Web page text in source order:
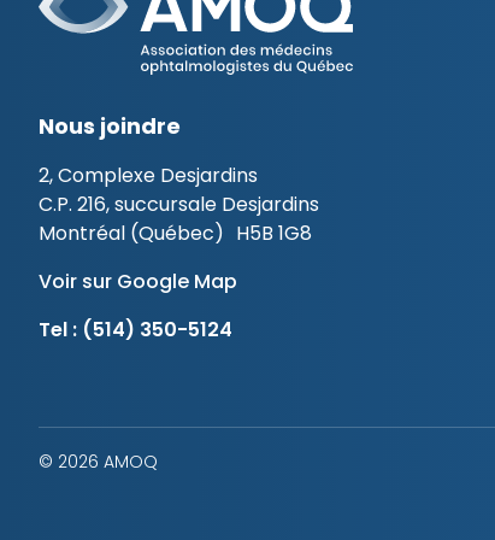
Nous joindre
2, Complexe Desjardins
C.P. 216, succursale Desjardins
Montréal (Québec) H5B 1G8
Voir sur Google Map
Tel : (514) 350-5124
© 2026 AMOQ